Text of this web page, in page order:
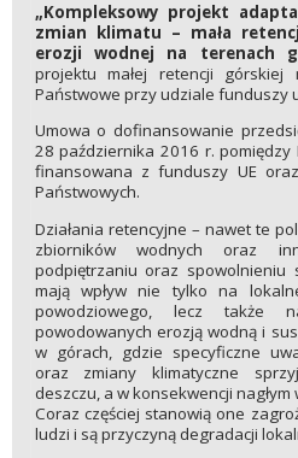
„Kompleksowy projekt
zmian klimatu – mała
erozji wodnej na terenach
projektu małej retencji górskiej
Państwowe przy udziale funduszy
Umowa o dofinansowanie
28 października 2016 r. pomiędzy
finansowana z funduszy UE
Państwowych.
Działania retencyjne – nawet te
zbiorników wodnych oraz
podpiętrzaniu oraz spowolnieniu
mają wpływ nie tylko na
powodziowego, lecz także
powodowanych erozją wodną i
w górach, gdzie specyficzne
oraz zmiany klimatyczne
deszczu, a w konsekwencji
Coraz częściej stanowią one
ludzi i są przyczyną degradacji